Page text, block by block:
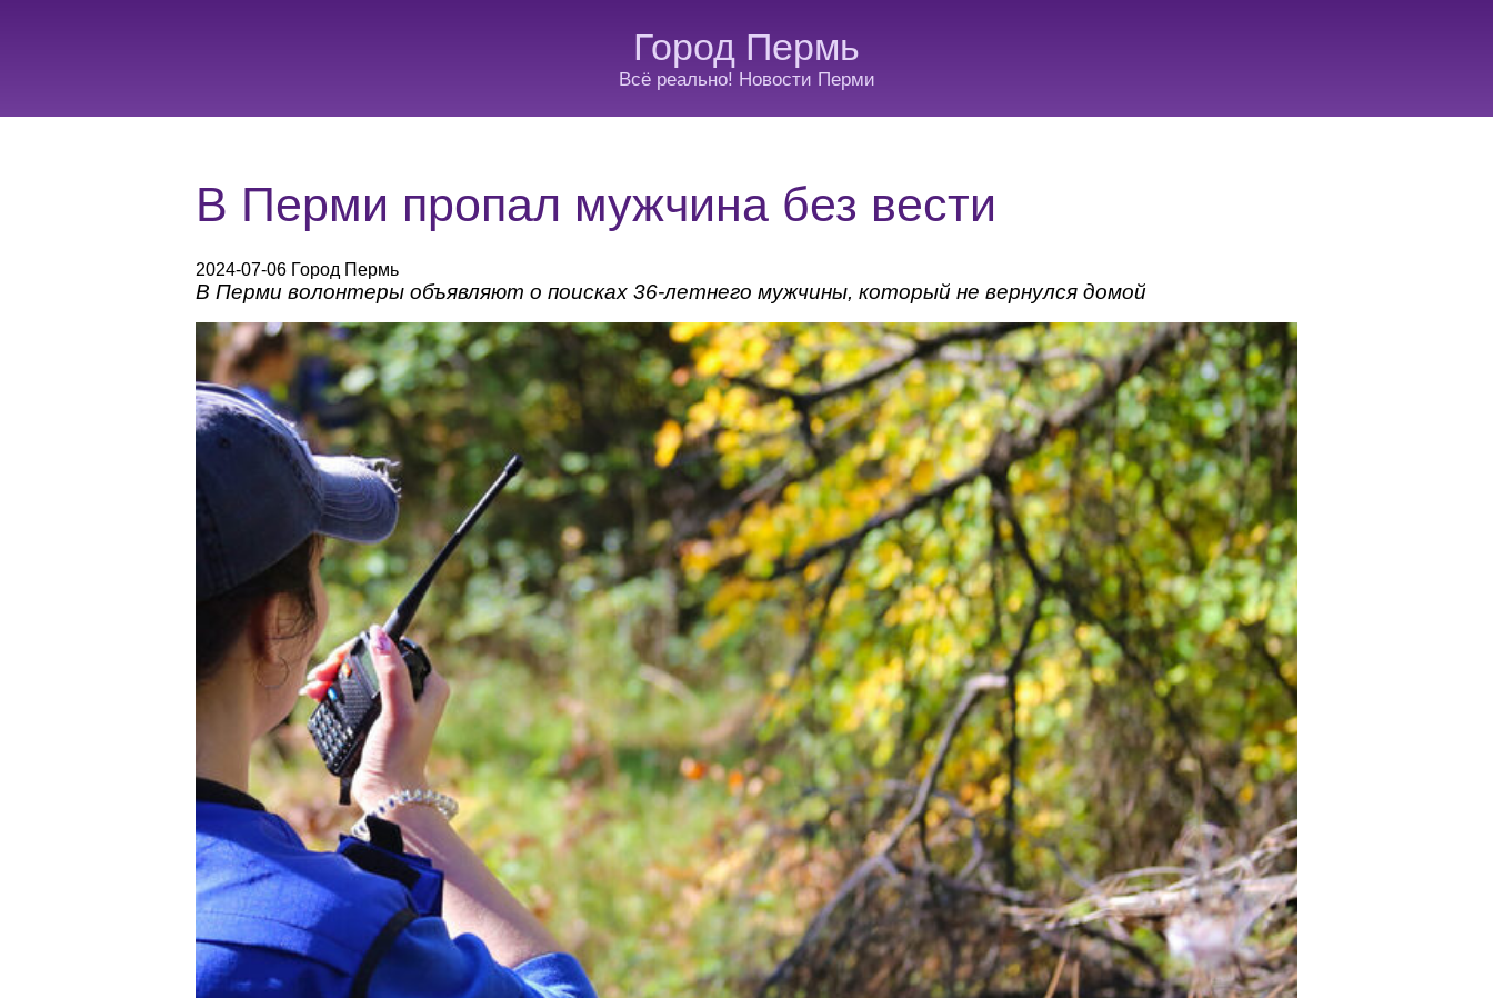
Город Пермь
Всё реально! Новости Перми
В Перми пропал мужчина без вести
2024-07-06 Город Пермь
В Перми волонтеры объявляют о поисках 36-летнего мужчины, который не вернулся домой